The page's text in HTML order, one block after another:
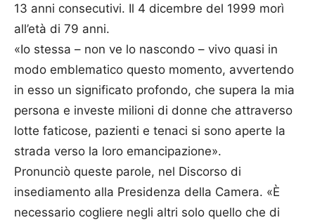
13 anni consecutivi. Il 4 dicembre del 1999 morì
all’età di 79 anni.
«Io stessa – non ve lo nascondo – vivo quasi in
modo emblematico questo momento, avvertendo
in esso un significato profondo, che supera la mia
persona e investe milioni di donne che attraverso
lotte faticose, pazienti e tenaci si sono aperte la
strada verso la loro emancipazione».
Pronunciò queste parole, nel Discorso di
insediamento alla Presidenza della Camera. «È
necessario cogliere negli altri solo quello che di